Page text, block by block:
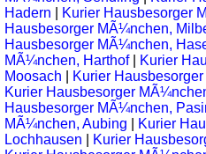
Hadern
Kurier Hausbesorger
Hausbesorger MÃ¼nchen,
Hausbesorger MÃ¼nchen,
MÃ¼nchen, Harthof
Kurier
Moosach
Kurier
Kurier Hausbesorger
Hausbesorger MÃ¼nchen,
MÃ¼nchen, Aubing
Kurier
Lochhausen
Kurier